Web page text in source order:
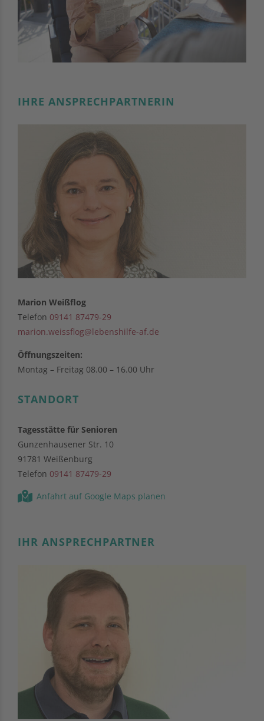
IHRE ANSPRECHPARTNERIN
Marion Weißflog
Telefon 09141 87479-29
marion.weissflog@lebenshilfe-af.de
Öffnungszeiten:
Montag – Freitag 08.00 – 16.00 Uhr
STANDORT
Tagesstätte für Senioren
Gunzenhausener Str. 10
91781 Weißenburg
Telefon 09141 87479-29
Anfahrt auf Google Maps planen
IHR ANSPRECHPARTNER